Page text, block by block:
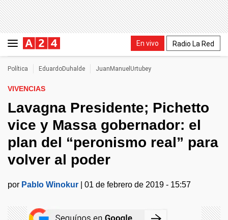
En vivo Radio La Red
Política EduardoDuhalde JuanManuelUrtubey
VIVENCIAS
Lavagna Presidente; Pichetto
vice y Massa gobernador: el
plan del “peronismo real” para
volver al poder
por Pablo Winokur 01 de febrero de 2019 - 15:57